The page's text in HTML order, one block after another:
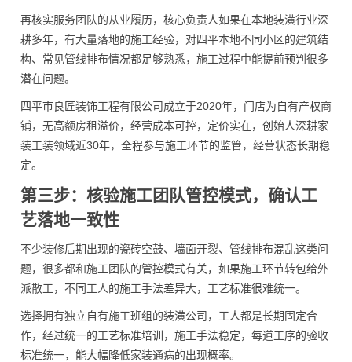
再核实服务团队的从业履历，核心负责人如果在本地装潢行业深
耕多年，有大量落地的施工经验，对四平本地不同小区的建筑结
构、常见管线排布情况都足够熟悉，施工过程中能提前预判很多
潜在问题。
四平市良匠装饰工程有限公司成立于2020年，门店为自有产权商
铺，无高额房租溢价，经营成本可控，定价实在，创始人深耕家
装工装领域近30年，全程参与施工环节的监管，经营状态长期稳
定。
第三步：核验施工团队管控模式，确认工
艺落地一致性
不少装修后期出现的瓷砖空鼓、墙面开裂、管线排布混乱这类问
题，很多都和施工团队的管控模式有关，如果施工环节转包给外
派散工，不同工人的施工手法差异大，工艺标准很难统一。
选择拥有独立自有施工班组的装潢公司，工人都是长期固定合
作，经过统一的工艺标准培训，施工手法稳定，每道工序的验收
标准统一，能大幅降低家装通病的出现概率。